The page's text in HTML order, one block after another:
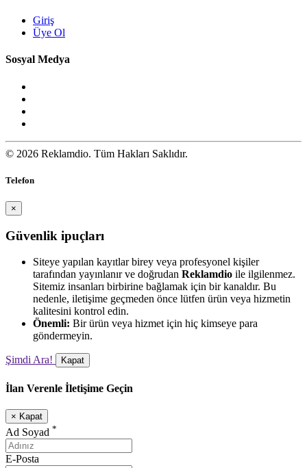
Giriş
Üye Ol
Sosyal Medya
© 2026 Reklamdio. Tüm Hakları Saklıdır.
Telefon
×
Güvenlik ipuçları
Siteye yapılan kayıtlar birey veya profesyonel kişiler
tarafından yayınlanır ve doğrudan Reklamdio ile ilgilenmez.
Sitemiz insanları birbirine bağlamak için bir kanaldır. Bu
nedenle, iletişime geçmeden önce lütfen ürün veya hizmetin
kalitesini kontrol edin.
Önemli: Bir ürün veya hizmet için hiç kimseye para
göndermeyin.
Şimdi Ara! Kapat
İlan Verenle İletişime Geçin
× Kapat
Ad Soyad *
E-Posta